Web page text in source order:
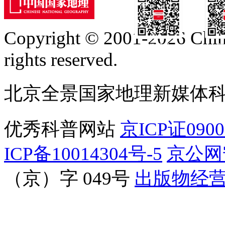
订阅号
Copyright © 2001-2026
rights reserved.
北京全景国家地理新媒体
优秀科普网站 京ICP证
ICP备10014304号-5 京公
（京）字 049号 出版物经